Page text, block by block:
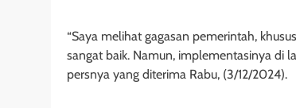
“Saya melihat gagasan pemerintah,
sangat baik. Namun, implementasinya di
persnya yang diterima Rabu, (3/12/2024).